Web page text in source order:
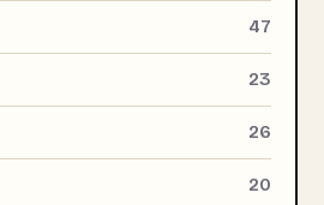
47
23
26
20